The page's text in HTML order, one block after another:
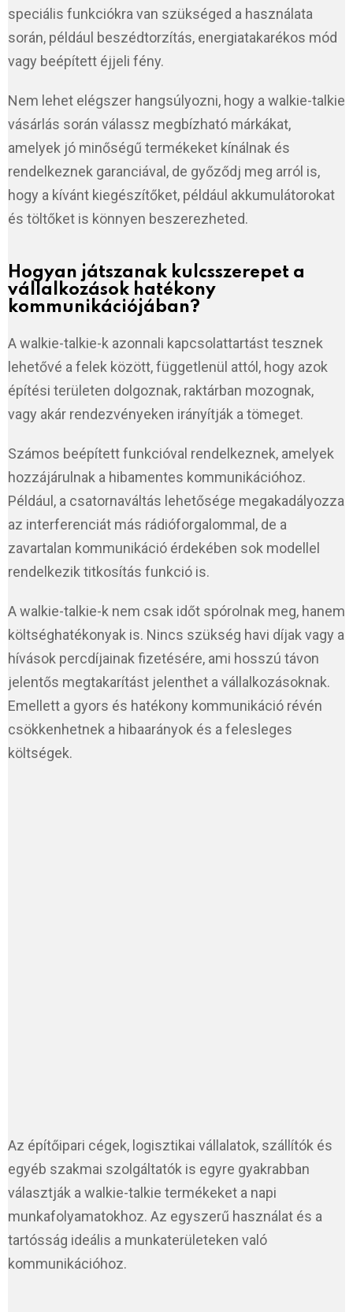
speciális funkciókra van szükséged a használata
során, például beszédtorzítás, energiatakarékos mód
vagy beépített éjjeli fény.
Nem lehet elégszer hangsúlyozni, hogy a walkie-talkie
vásárlás során válassz megbízható márkákat,
amelyek jó minőségű termékeket kínálnak és
rendelkeznek garanciával, de győződj meg arról is,
hogy a kívánt kiegészítőket, például akkumulátorokat
és töltőket is könnyen beszerezheted.
Hogyan játszanak kulcsszerepet a
vállalkozások hatékony
kommunikációjában?
A walkie-talkie-k azonnali kapcsolattartást tesznek
lehetővé a felek között, függetlenül attól, hogy azok
építési területen dolgoznak, raktárban mozognak,
vagy akár rendezvényeken irányítják a tömeget.
Számos beépített funkcióval rendelkeznek, amelyek
hozzájárulnak a hibamentes kommunikációhoz.
Például, a csatornaváltás lehetősége megakadályozza
az interferenciát más rádióforgalommal, de a
zavartalan kommunikáció érdekében sok modellel
rendelkezik titkosítás funkció is.
A walkie-talkie-k nem csak időt spórolnak meg, hanem
költséghatékonyak is. Nincs szükség havi díjak vagy a
hívások percdíjainak fizetésére, ami hosszú távon
jelentős megtakarítást jelenthet a vállalkozásoknak.
Emellett a gyors és hatékony kommunikáció révén
csökkenhetnek a hibaarányok és a felesleges
költségek.
Az építőipari cégek, logisztikai vállalatok, szállítók és
egyéb szakmai szolgáltatók is egyre gyakrabban
választják a walkie-talkie termékeket a napi
munkafolyamatokhoz. Az egyszerű használat és a
tartósság ideális a munkaterületeken való
kommunikációhoz.